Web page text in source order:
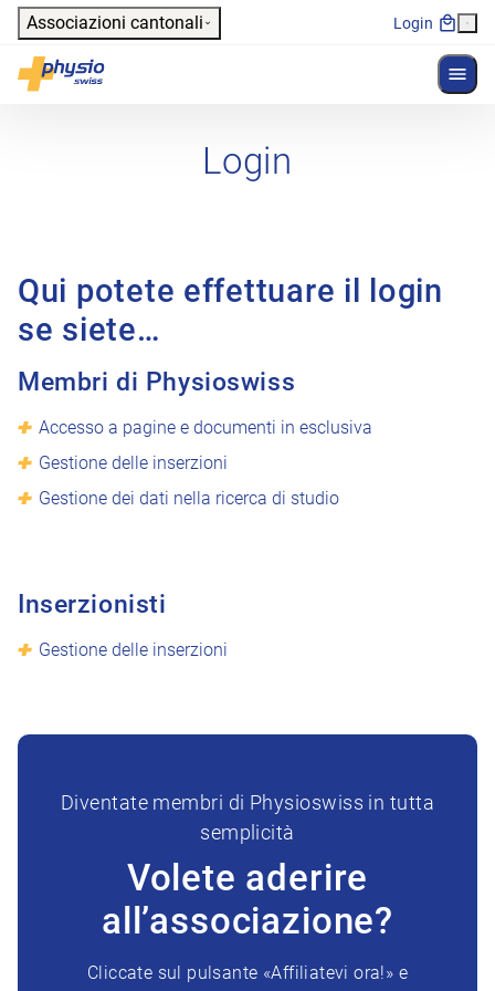
Header
Associazioni cantonali Login
Physioswiss
Navigazione principale
Login
Qui potete effettuare il login
se siete…
Membri di Physioswiss
Accesso a pagine e documenti in esclusiva
Gestione delle inserzioni
Gestione dei dati nella ricerca di studio
Inserzionisti
Gestione delle inserzioni
Diventate membri di Physioswiss in tutta
semplicità
Volete aderire
all’associazione?
Cliccate sul pulsante «Affiliatevi ora!» e